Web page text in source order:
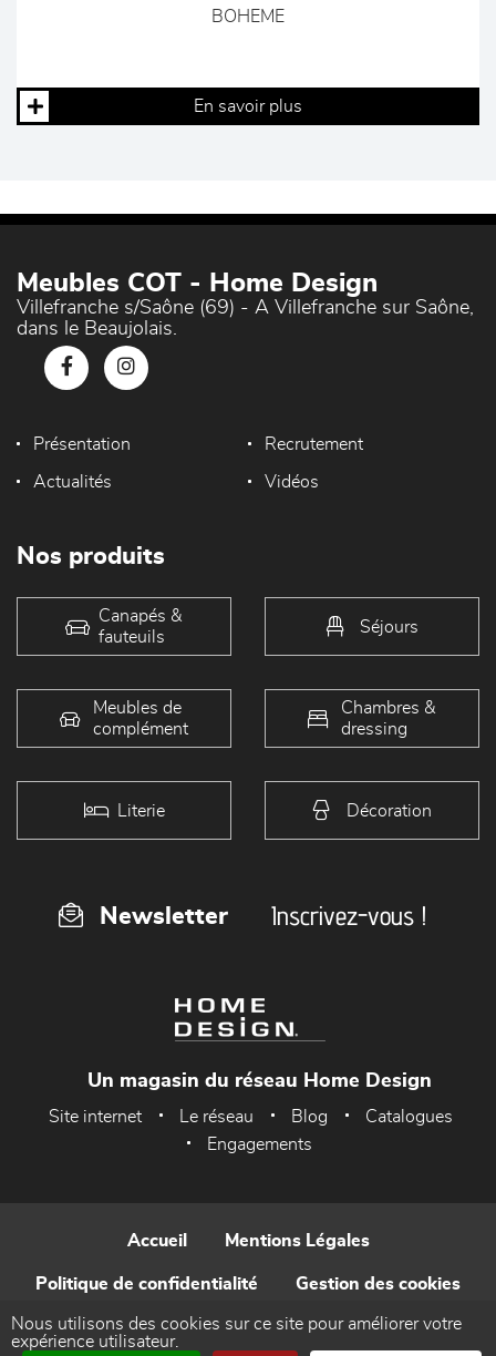
BOHEME
En savoir plus
Meubles COT - Home Design
Villefranche s/Saône (69) - A Villefranche sur Saône,
dans le Beaujolais.
Présentation Recrutement
Actualités Vidéos
Nos produits
Canapés &
fauteuils
Séjours
Meubles de
complément
Chambres &
dressing
Literie Décoration
Newsletter Inscrivez-vous !
Un magasin du réseau Home Design
Site internet Le réseau Blog
Catalogues
Engagements
Accueil Mentions Légales
Politique de confidentialité Gestion des cookies
Contact
Nous utilisons des cookies sur ce site pour améliorer votre
expérience utilisateur.